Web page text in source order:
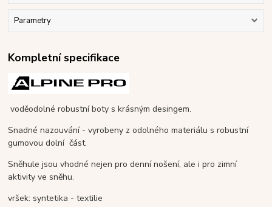
Parametry
Kompletní specifikace
voděodolné robustní boty s krásným desingem.
Snadné nazouvání - vyrobeny z odolného materiálu s robustní
gumovou dolní část.
Sněhule jsou vhodné nejen pro denní nošení, ale i pro zimní
aktivity ve sněhu.
vršek: syntetika - textilie